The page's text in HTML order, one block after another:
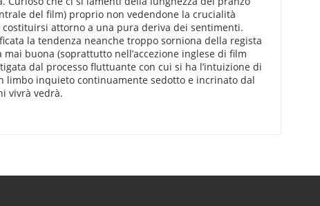
del film) proprio non vedendone la crucialità
costituirsi attorno a una pura deriva dei sentimenti.
la tendenza neanche troppo sorniona della regista
mai buona (soprattutto nell’accezione inglese di film
dal processo fluttuante con cui si ha l’intuizione di
limbo inquieto continuamente sedotto e incrinato dal
vivrà vedrà.